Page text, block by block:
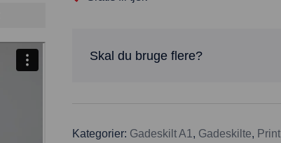
Skal du bruge flere?
Kategorier: Gadeskilt A1 , Gadeskilte, Print